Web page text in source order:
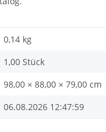
0,14 kg
1,00 Stück
98,00 × 88,00 × 79,00 cm
06.08.2026 12:47:59